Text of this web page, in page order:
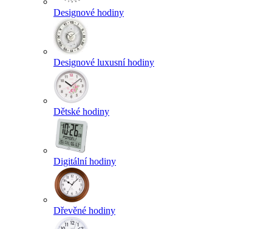
Designové hodiny
Designové luxusní hodiny
Dětské hodiny
Digitální hodiny
Dřevěné hodiny